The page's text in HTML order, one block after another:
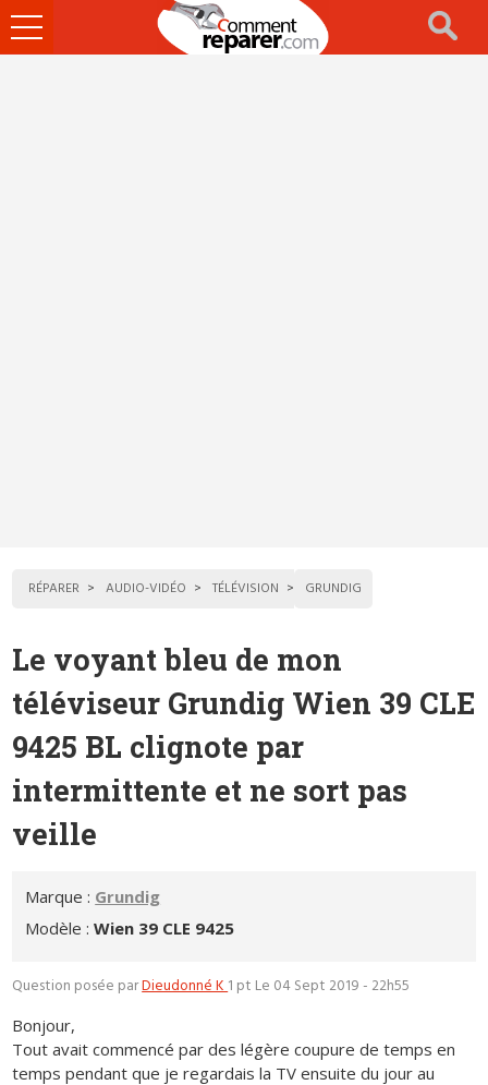
Ouvrir
le
RÉPARER AUDIO-VIDÉO TÉLÉVISION GRUNDIG
Le voyant bleu de mon
téléviseur Grundig Wien 39 CLE
9425 BL clignote par
intermittente et ne sort pas
veille
Marque : Grundig
Modèle :Wien 39 CLE 9425
Question posée parDieudonné K1 pt Le 04 Sept 2019 - 22h55
Bonjour,
Tout avait commencé par des légère coupure de temps en
temps pendant que je regardais la TV ensuite du jour au